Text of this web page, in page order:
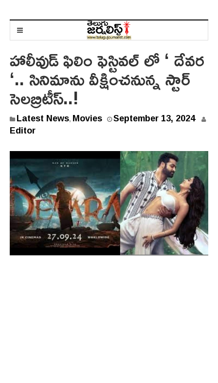
హాలీవుడ్ ఫిలిం ఫెస్టివల్ లో ‘ దేవర
‘.. సినిమాను వీక్షించనున్న స్టార్
సెలబ్రిటీస్..!
Latest News, Movies September 13, 2024
Editor